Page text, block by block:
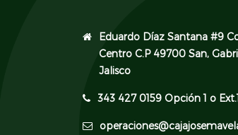
Eduardo Díaz Santana #9
Centro C.P 49700 San,
Jalisco
343 427 0159 Opción 1 o